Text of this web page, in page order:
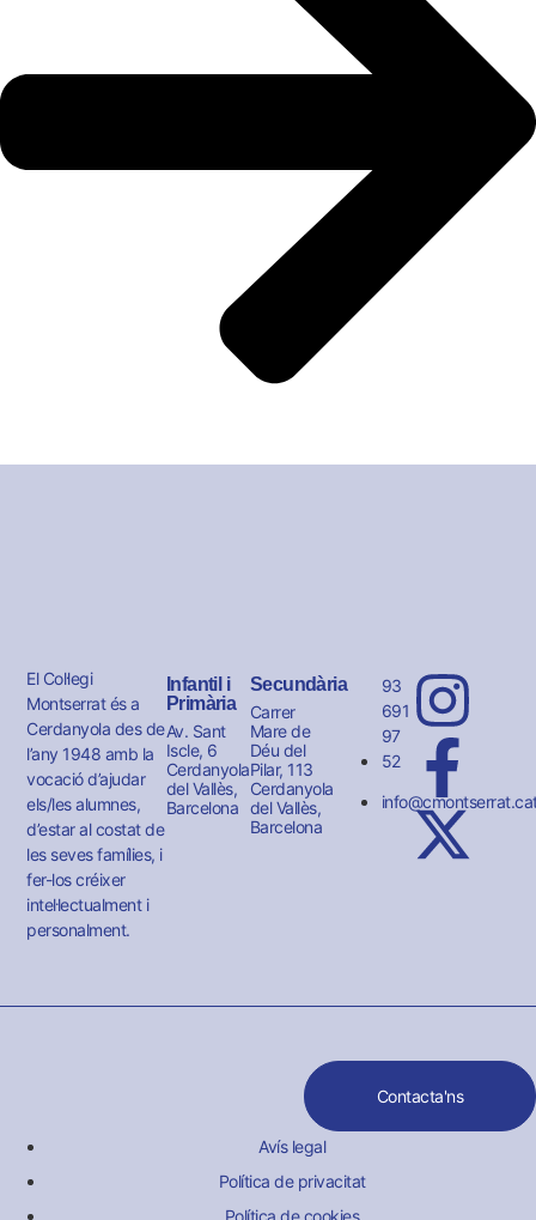
El Col·legi
Montserrat és a
Cerdanyola des de
l’any 1948 amb la
vocació d’ajudar
els/les alumnes,
d’estar al costat de
les seves famílies, i
fer-los créixer
intel·lectualment i
personalment.
Infantil i
Primària
Av. Sant
Iscle, 6
Cerdanyola
del Vallès,
Barcelona
Secundària
Carrer
Mare de
Déu del
Pilar, 113
Cerdanyola
del Vallès,
Barcelona
93
691
97
52
Contacta'ns
Avís legal
Política de privacitat